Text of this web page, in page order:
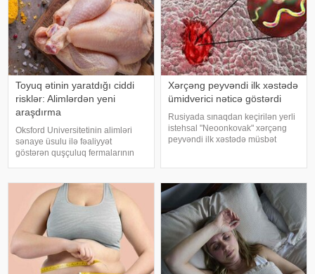
Toyuq ətinin yaratdığı ciddi
risklər: Alimlərdən yeni
araşdırma
Oksford Universitetinin alimləri
sənaye üsulu ilə fəaliyyət
göstərən quşçuluq fermalarının
biləcəyini bildiriblər. xəbər verir ki,
araşdırma zamanı son 45 i
Xərçəng peyvəndi ilk xəstədə
ümidverici nəticə göstərdi
Rusiyada sınaqdan keçirilən yerli
istehsal "Neoonkovak" xərçəng
peyvəndi ilk xəstədə müsbət
Epidemiologiya və Mikrobiologiya
Mərkəzini